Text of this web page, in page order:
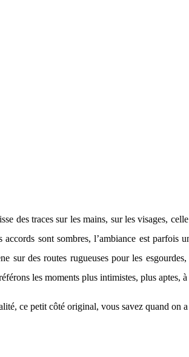
des traces sur les mains, sur les visages,
sont sombres, l’ambiance est
sur des routes rugueuses pour les
les moments plus intimistes, plus aptes,
ce petit côté original, vous savez quand